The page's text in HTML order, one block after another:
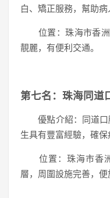
白、矯正服務，幫助病
位置：珠海市香洲
靚麗，有便利交通。
第七名：珠海同道
優點介紹：同道口
生具有豐富經驗，確保
位置：珠海市香洲
層，周圍設施完善，便